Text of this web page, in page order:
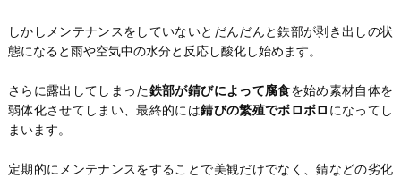
しかしメンテナンスをしていないとだんだんと鉄部が剥き出しの状
態になると雨や空気中の水分と反応し酸化し始めます。
さらに露出してしまった鉄部が錆びによって腐食を始め素材自体を
弱体化させてしまい、最終的には錆びの繁殖でボロボロ になってし
まいます。
定期的にメンテナンスをすることで美観だけでなく、錆などの劣化